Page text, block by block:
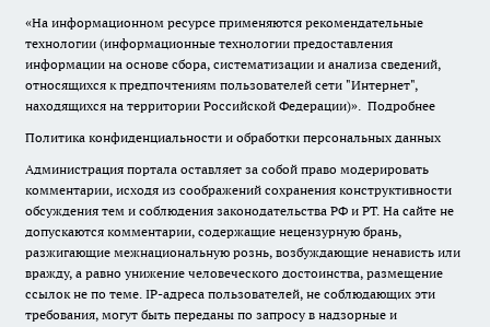
«На информационном ресурсе применяются рекомендательные
технологии (информационные технологии предоставления
информации на основе сбора, систематизации и анализа сведений,
относящихся к предпочтениям пользователей сети "Интернет",
находящихся на территории Российской Федерации)». Подробнее
Политика конфиденциальности и обработки персональных данных
Администрация портала оставляет за собой право модерировать
комментарии, исходя из соображений сохранения конструктивности
обсуждения тем и соблюдения законодательства РФ и РТ. На сайте не
допускаются комментарии, содержащие нецензурную брань,
разжигающие межнациональную рознь, возбуждающие ненависть или
вражду, а равно унижение человеческого достоинства, размещение
ссылок не по теме. IP-адреса пользователей, не соблюдающих эти
требования, могут быть переданы по запросу в надзорные и